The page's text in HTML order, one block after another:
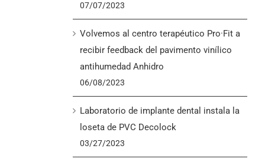
07/07/2023
Volvemos al centro terapéutico Pro·Fit a
recibir feedback del pavimento vinílico
antihumedad Anhidro
06/08/2023
Laboratorio de implante dental instala la
loseta de PVC Decolock
03/27/2023